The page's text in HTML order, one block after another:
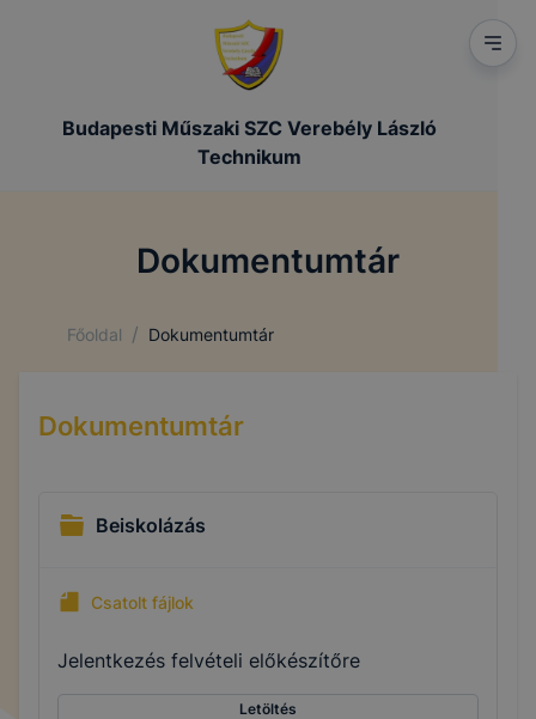
Budapesti Műszaki SZC Verebély László
Technikum
Dokumentumtár
Főoldal / Dokumentumtár
Dokumentumtár
Beiskolázás
Csatolt fájlok
Jelentkezés felvételi előkészítőre
Letöltés